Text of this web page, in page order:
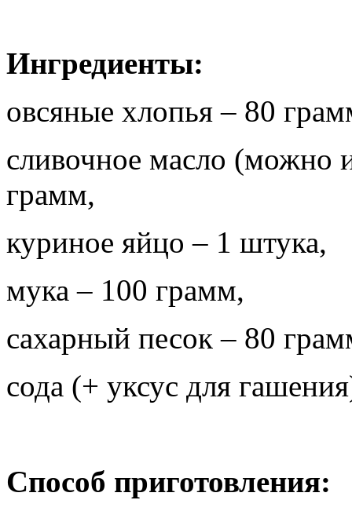
Ингредиенты:
овсяные хлопья – 80
сливочное масло (можно
грамм,
куриное яйцо – 1 штука,
мука – 100 грамм,
сахарный песок – 80
сода (+ уксус для
Способ приготовления: